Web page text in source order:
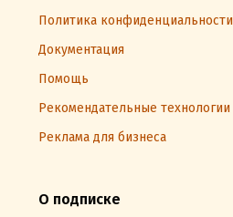
Политика конфиденциальности
Документация
Помощь
Рекомендательные технологии
Реклама для бизнеса
О подписке